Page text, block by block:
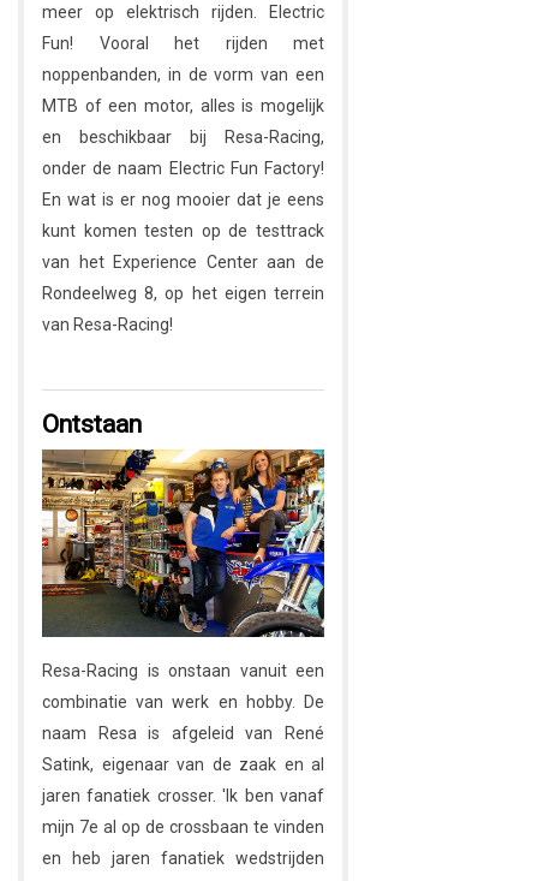
meer op elektrisch rijden. Electric
Fun! Vooral het rijden met
noppenbanden, in de vorm van een
MTB of een motor, alles is mogelijk
en beschikbaar bij Resa-Racing,
onder de naam Electric Fun Factory!
En wat is er nog mooier dat je eens
kunt komen testen op de testtrack
van het Experience Center aan de
Rondeelweg 8, op het eigen terrein
van Resa-Racing!
Ontstaan
Resa-Racing is onstaan vanuit een
combinatie van werk en hobby. De
naam Resa is afgeleid van René
Satink, eigenaar van de zaak en al
jaren fanatiek crosser. 'Ik ben vanaf
mijn 7e al op de crossbaan te vinden
en heb jaren fanatiek wedstrijden